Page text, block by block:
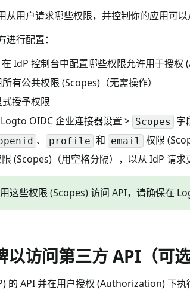
从用户请求哪些权限，并控制你的应用可以
行配置：
在 IdP 控制台中配置哪些权限允许用于授
有公共权限 (Scopes)（无需操作）
授予权限
OIDC 企业连接器设置 > Scopes
字
、 profile 和 email
权限
(Scopes)（用空格分隔），以从 IdP 请求
这些权限 (Scopes) 访问 API，请确保在
访问第三方 API（可选
的 API 并在用户授权 (Authorization) 下